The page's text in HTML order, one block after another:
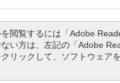
閲覧するには「Adobe
い方は、左記の「Adobe
リックして、ソフトウェア